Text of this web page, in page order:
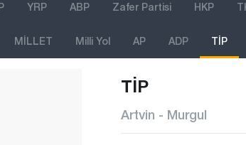
YRP ABP Zafer Partisi HKP
MİLLET Milli Yol AP ADP TİP
TİP
Artvin - Murgul